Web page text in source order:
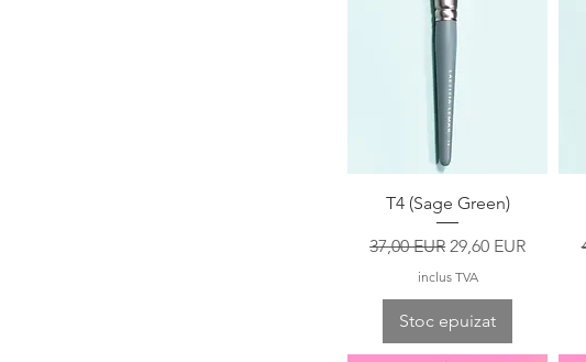
Afișare rapidă
T4 (Sage Green)
Preț normal
37,00 EUR Preț redus
29,60 EUR
inclus TVA
Stoc epuizat